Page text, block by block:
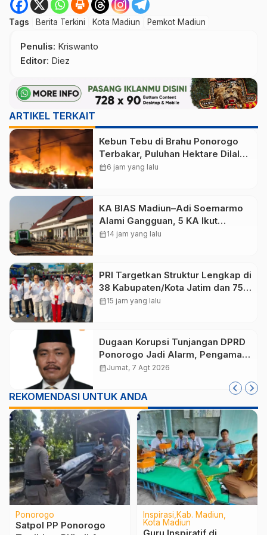
Tags Berita Terkini Kota Madiun Pemkot Madiun
Penulis: Kriswanto
Editor: Diez
ARTIKEL TERKAIT
Kebun Tebu di Brahu Ponorogo
Terbakar, Puluhan Hektare Dilalap
Api
calendar_month6 jam yang lalu
KA BIAS Madiun–Adi Soemarmo
Alami Gangguan, 5 KA Ikut
Terdampak
calendar_month14 jam yang lalu
PRI Targetkan Struktur Lengkap di
38 Kabupaten/Kota Jatim dan 75
Kursi DPR RI pada Pemilu 2029
calendar_month15 jam yang lalu
Dugaan Korupsi Tunjangan DPRD
Ponorogo Jadi Alarm, Pengamat
Minta Magetan Perkuat Tata
calendar_monthJumat, 7 Agt 2026
REKOMENDASI UNTUK ANDA
Ponorogo
Satpol PP Ponorogo
Inspirasi Kab. Madiun
Kota Madiun